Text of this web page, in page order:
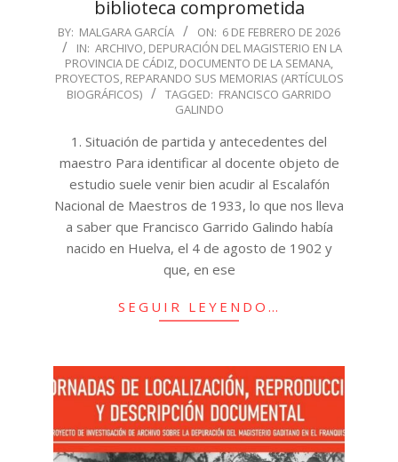
biblioteca comprometida
2026-
02-
06
BY: MALGARA GARCÍA ON: 6 DE FEBRERO DE 2026
IN: ARCHIVO, DEPURACIÓN DEL MAGISTERIO EN LA
PROVINCIA DE CÁDIZ, DOCUMENTO DE LA SEMANA,
PROYECTOS, REPARANDO SUS MEMORIAS (ARTÍCULOS
BIOGRÁFICOS)
TAGGED: FRANCISCO GARRIDO
GALINDO
1. Situación de partida y antecedentes del
maestro Para identificar al docente objeto de
estudio suele venir bien acudir al Escalafón
Nacional de Maestros de 1933, lo que nos lleva
a saber que Francisco Garrido Galindo había
nacido en Huelva, el 4 de agosto de 1902 y
que, en ese
SEGUIR LEYENDO…